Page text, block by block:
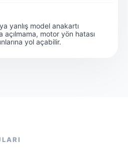
yanlış model anakartı
açılmama, motor yön hatası
yol açabilir.